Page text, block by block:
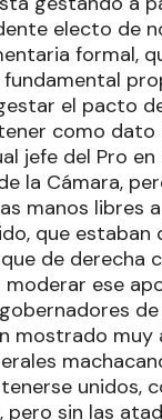
electo de
formal,
el pacto
como dato
jefe del Pro
la Cámara,
manos libres
que estaban
de derecha
moderar ese
mostrado muy
unidos,
pero sin las